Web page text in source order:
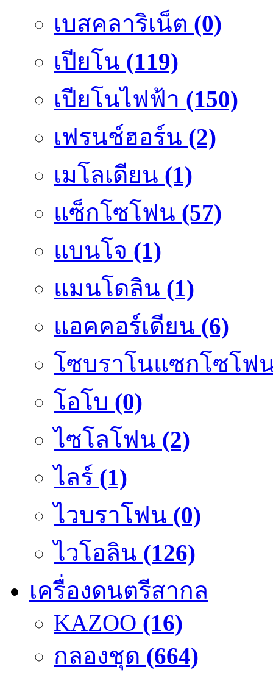
เบสคลาริเน็ต (0)
เปียโน (119)
เปียโนไฟฟ้า (150)
เฟรนช์ฮอร์น (2)
เมโลเดียน (1)
แซ็กโซโฟน (57)
แบนโจ (1)
แมนโดลิน (1)
แอคคอร์เดียน (6)
โซบราโนแซกโซโฟ
โอโบ (0)
ไซโลโฟน (2)
ไลร์ (1)
ไวบราโฟน (0)
ไวโอลิน (126)
เครื่องดนตรีสากล
KAZOO (16)
กลองชุด (664)